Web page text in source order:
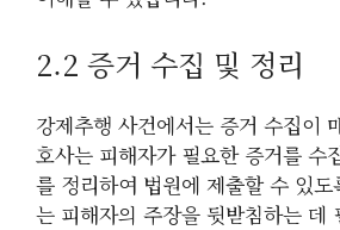
2.2 증거 수집 및 정리
강제추행 사건에서는 증거 수집이
호사는 피해자가 필요한 증거를 수
를 정리하여 법원에 제출할 수 있
는 피해자의 주장을 뒷받침하는 데